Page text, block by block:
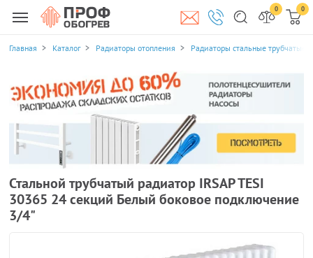
0 0
Главная Каталог Радиаторы отопления Радиаторы стальные трубчатые
Стальной трубчатый радиатор IRSAP TESI
30365 24 секций Белый боковое подключение
3/4"